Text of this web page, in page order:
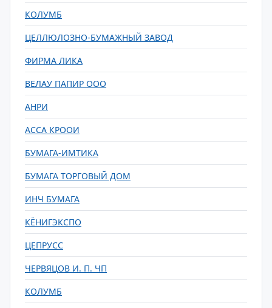
КОЛУМБ
ЦЕЛЛЮЛОЗНО-БУМАЖНЫЙ ЗАВОД
ФИРМА ЛИКА
ВЕЛАУ ПАПИР ООО
АНРИ
АССА КРООИ
БУМАГА-ИМТИКА
БУМАГА ТОРГОВЫЙ ДОМ
ИНЧ БУМАГА
КЁНИГЭКСПО
ЦЕПРУСС
ЧЕРВЯЦОВ И. П. ЧП
КОЛУМБ